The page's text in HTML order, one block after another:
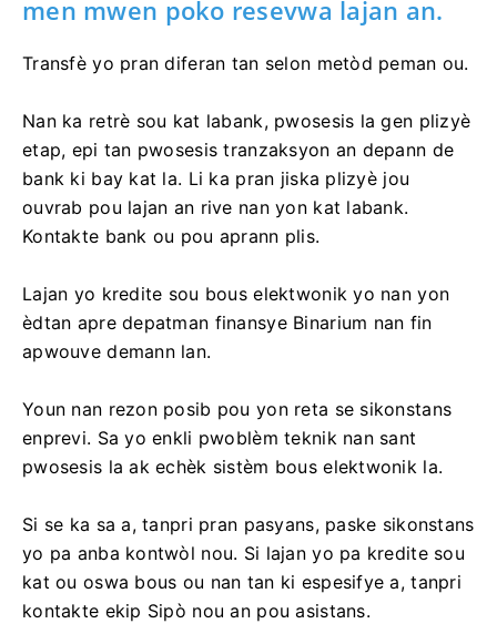
Yo apwouve demann retrè mwen an,
men mwen poko resevwa lajan an.
Nan ka retrè sou kat labank, pwosesis la gen plizyè
etap, epi tan pwosesis tranzaksyon an depann de
bank ki bay kat la. Li ka pran jiska plizyè jou
ouvrab pou lajan an rive nan yon kat labank.
Lajan yo kredite sou bous elektwonik yo nan yon
èdtan apre depatman finansye Binarium nan fin
Youn nan rezon posib pou yon reta se sikonstans
enprevi. Sa yo enkli pwoblèm teknik nan sant
Si se ka sa a, tanpri pran pasyans, paske sikonstans
yo pa anba kontwòl nou. Si lajan yo pa kredite sou
kat ou oswa bous ou nan tan ki espesifye a, tanpri